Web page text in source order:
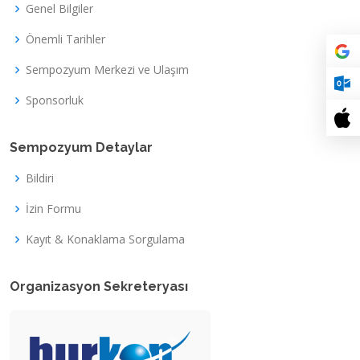
Genel Bilgiler
Önemli Tarihler
Sempozyum Merkezi ve Ulaşım
Sponsorluk
Sempozyum Detaylar
Bildiri
İzin Formu
Kayıt & Konaklama Sorgulama
Organizasyon Sekreteryası